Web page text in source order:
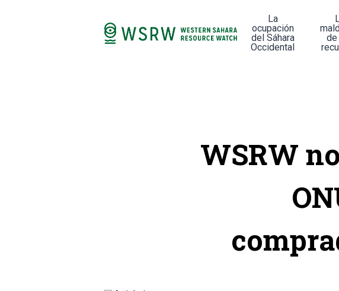
La
ocupación
del Sáhara
Occidental
WSRW